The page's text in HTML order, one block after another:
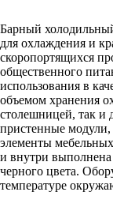
Барный
для охлаждения и
скоропортящихся
общественного
использования в
объемом хранения
столешницей, так и
пристенные
элементы
и внутри
черного цвета.
температуре